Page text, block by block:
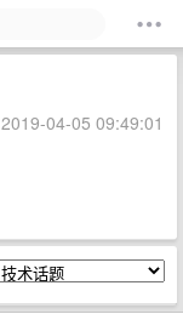
04-05 09:49:01